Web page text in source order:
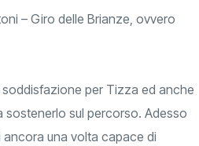
– Giro delle Brianze, ovvero
per Tizza ed anche
sostenerlo sul percorso. Adesso
una volta capace di